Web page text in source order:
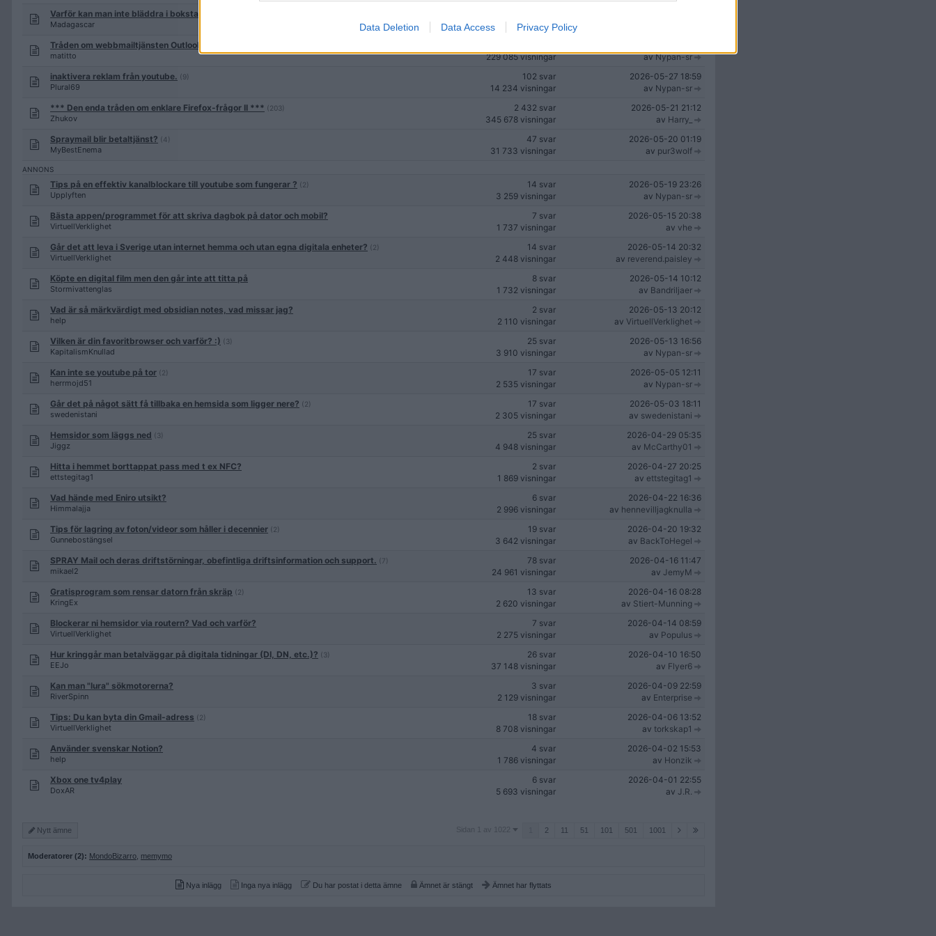
Data Deletion Data Access Privacy Policy
Varför kan man inte bläddra i bokstavsordning i Wikipedia?
Madagascar
1 297 visningar
Tråden om webbmailtjänsten Outlook.com - före detta Hotmail
matitto
229 085 visningar
avNypan-sr
inaktivera reklam från youtube. (9)
Plural69
102 svar
14 234 visningar
2026-05-27 18:59
av Nypan-sr
*** Den enda tråden om enklare Firefox-frågor II *** (203)
Zhukov
2 432 svar
345 678 visningar
2026-05-21 21:12
av Harry_
Spraymail blir betaltjänst? (4)
MyBestEnema
47 svar
31 733 visningar
2026-05-20 01:19
av pur3wolf
Tips på en effektiv kanalblockare till youtube som fungerar ? (2)
Upplyften
14 svar
3 259 visningar
2026-05-19 23:26
av Nypan-sr
Bästa appen/programmet för att skriva dagbok på dator och mobil?
VirtuellVerklighet
7 svar
1 737 visningar
2026-05-15 20:38
av vhe
Går det att leva i Sverige utan internet hemma och utan egna digitala enheter? (2)
VirtuellVerklighet
14 svar
2 448 visningar
2026-05-14 20:32
av reverend.paisley
Köpte en digital film men den går inte att titta på
Stormivattenglas
8 svar
1 732 visningar
2026-05-14 10:12
av Bandriljaer
Vad är så märkvärdigt med obsidian notes, vad missar jag?
help
2 svar
2 110 visningar
2026-05-13 20:12
av VirtuellVerklighet
Vilken är din favoritbrowser och varför? :) (3)
KapitalismKnullad
25 svar
3 910 visningar
2026-05-13 16:56
av Nypan-sr
Kan inte se youtube på tor (2)
herrmojd51
17 svar
2 535 visningar
2026-05-05 12:11
av Nypan-sr
Går det på något sätt få tillbaka en hemsida som ligger nere? (2)
swedenistani
17 svar
2 305 visningar
2026-05-03 18:11
av swedenistani
Hemsidor som läggs ned (3)
Jiggz
25 svar
4 948 visningar
2026-04-29 05:35
av McCarthy01
Hitta i hemmet borttappat pass med t ex NFC?
ettstegitag1
2 svar
1 869 visningar
2026-04-27 20:25
av ettstegitag1
Vad hände med Eniro utsikt?
Himmalajja
6 svar
2 996 visningar
2026-04-22 16:36
av hennevilljagknulla
Tips för lagring av foton/videor som håller i decennier (2)
Gunnebostängsel
19 svar
3 642 visningar
2026-04-20 19:32
av BackToHegel
SPRAY Mail och deras driftstörningar, obefintliga driftsinformation och support. (7)
mikael2
78 svar
24 961 visningar
2026-04-16 11:47
av JemyM
Gratisprogram som rensar datorn från skräp (2)
KringEx
13 svar
2 620 visningar
2026-04-16 08:28
av Stiert-Munning
Blockerar ni hemsidor via routern? Vad och varför?
VirtuellVerklighet
7 svar
2 275 visningar
2026-04-14 08:59
av Populus
Hur kringgår man betalväggar på digitala tidningar (DI, DN, etc.)? (3)
EEJo
26 svar
37 148 visningar
2026-04-10 16:50
av Flyer6
Kan man "lura" sökmotorerna?
RiverSpinn
3 svar
2 129 visningar
2026-04-09 22:59
av Enterprise
Tips: Du kan byta din Gmail-adress (2)
VirtuellVerklighet
18 svar
8 708 visningar
2026-04-06 13:52
av torkskap1
Använder svenskar Notion?
help
4 svar
1 786 visningar
2026-04-02 15:53
av Honzik
Xbox one tv4play
DoxAR
6 svar
5 693 visningar
2026-04-01 22:55
av J.R.
Nytt ämne
Sidan
Sidan 1 av 1022 2 11 51 101 501 1001
Moderatorer (2): MondoBizarro memymo
Nya inlägg Inga nya inlägg Du har postat i detta ämne Ämnet är stängt Ämnet har flyttats